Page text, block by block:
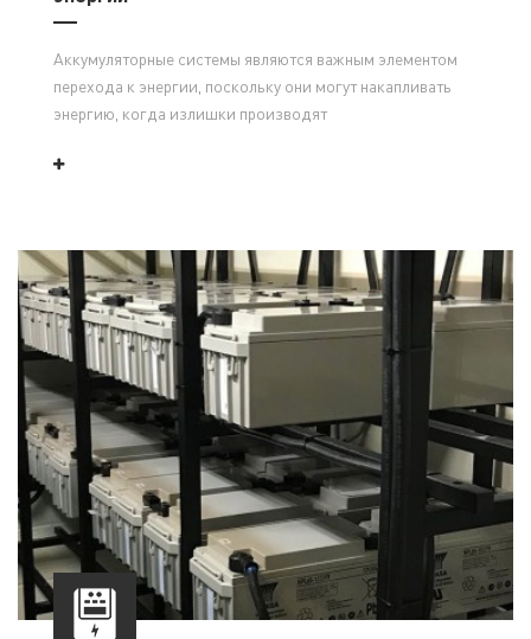
Аккумуляторные системы являются важным элементом
перехода к энергии, поскольку они могут накапливать
энергию, когда излишки производят